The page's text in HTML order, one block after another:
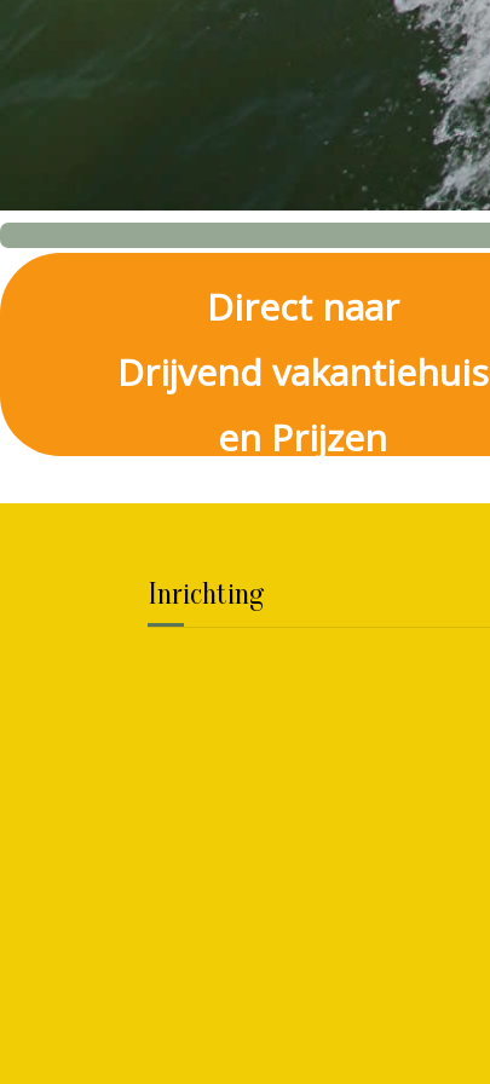
Direct naar
Drijvend vakantiehuis
en Prijzen
Inrichting